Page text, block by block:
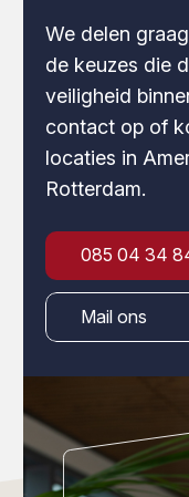
We delen
de keuzes die
veiligheid
contact op of
locaties in
Rotterdam.
085 04 34
Mail ons